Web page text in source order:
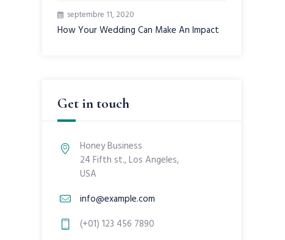
septembre 11, 2020
How Your Wedding Can Make An Impact
Get in touch
Honey Business
24 Fifth st., Los Angeles,
USA
info@example.com
(+01) 123 456 7890